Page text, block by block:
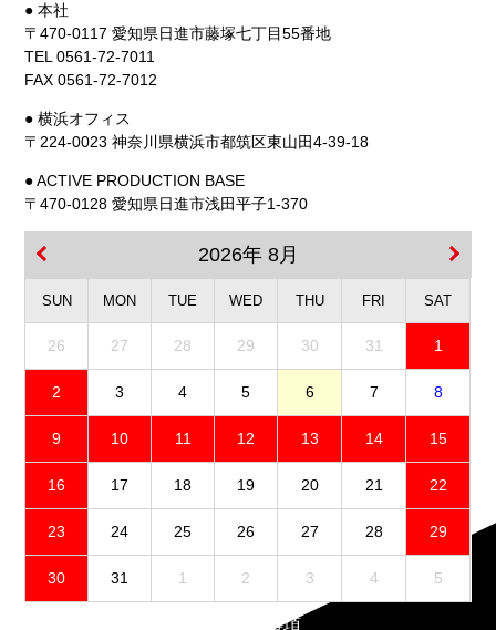
● 本社
〒470-0117 愛知県日進市藤塚七丁目55番地
TEL 0561-72-7011
FAX 0561-72-7012
● 横浜オフィス
〒224-0023 神奈川県横浜市都筑区東山田4-39-18
● ACTIVE PRODUCTION BASE
〒470-0128 愛知県日進市浅田平子1-370
2026年 8月
SUN MON TUE WED THU FRI SAT
26 27 28 29 30 31 1
2 3 4 5 6 7 8
9 10 11 12 13 14 15
16 17 18 19 20 21 22
23 24 25 26 27 28 29
30 31 1 2 3 4 5
免責事項